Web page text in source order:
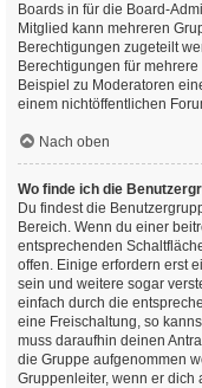
Boards in für die Board-
Mitglied kann mehreren
Berechtigungen zugeteilt
Berechtigungen für
Beispiel zu Moderatoren
einem nichtöffentlichen
Nach oben
Wo finde ich die
Du findest die
Bereich. Wenn du einer
entsprechenden
offen. Einige erfordern erst
sein und weitere sogar
einfach durch die
eine Freischaltung, so
muss daraufhin deinen
die Gruppe aufgenommen
Gruppenleiter, wenn er dich